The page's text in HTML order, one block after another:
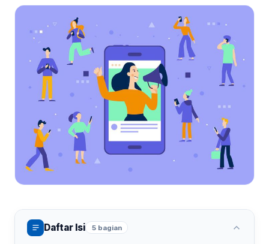
Daftar Isi 5 bagian